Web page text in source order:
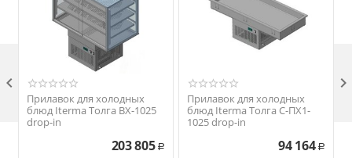
Прилавок для холодных
блюд Iterma Толга ВХ-1025
drop-in
203 805 Р
Прилавок для холодных
блюд Iterma Толга С-ПХ1-
1025 drop-in
94 164 Р
 